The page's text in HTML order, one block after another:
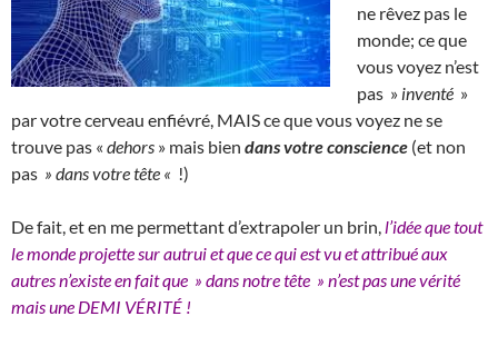
ne rêvez pas le
monde; ce que
vous voyez n’est
pas » inventé »
par votre cerveau enfiévré, MAIS ce que vous voyez ne se
trouve pas « dehors » mais bien dans votre conscience (et non
pas » dans votre tête « !)
De fait, et en me permettant d’extrapoler un brin, l’idée que tout
le monde projette sur autrui et que ce qui est vu et attribué aux
autres n’existe en fait que » dans notre tête » n’est pas une vérité
mais une DEMI VÉRITÉ !